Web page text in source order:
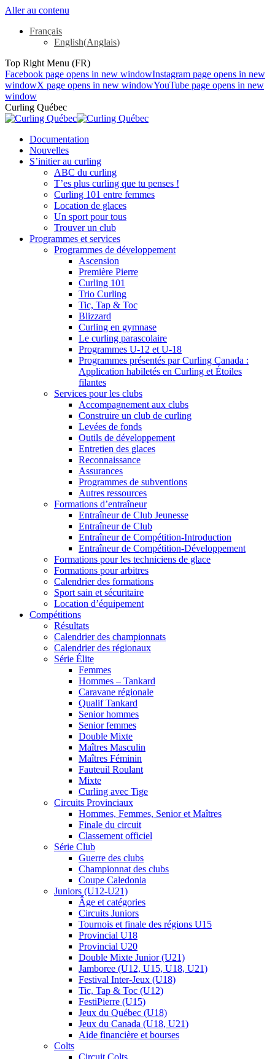
Aller au contenu
Français
English(Anglais)
Top Right Menu (FR)
Facebook page opens in new windowInstagram page opens in new
windowX page opens in new windowYouTube page opens in new
window
Curling Québec
Documentation
Nouvelles
S’initier au curling
ABC du curling
T’es plus curling que tu penses !
Curling 101 entre femmes
Location de glaces
Un sport pour tous
Trouver un club
Programmes et services
Programmes de développement
Ascension
Première Pierre
Curling 101
Trio Curling
Tic, Tap & Toc
Blizzard
Curling en gymnase
Le curling parascolaire
Programmes U-12 et U-18
Programmes présentés par Curling Canada :
Application habiletés en Curling et Étoiles
filantes
Services pour les clubs
Accompagnement aux clubs
Construire un club de curling
Levées de fonds
Outils de développement
Entretien des glaces
Reconnaissance
Assurances
Programmes de subventions
Autres ressources
Formations d’entraîneur
Entraîneur de Club Jeunesse
Entraîneur de Club
Entraîneur de Compétition-Introduction
Entraîneur de Compétition-Développement
Formations pour les techniciens de glace
Formations pour arbitres
Calendrier des formations
Sport sain et sécuritaire
Location d’équipement
Compétitions
Résultats
Calendrier des championnats
Calendrier des régionaux
Série Élite
Femmes
Hommes – Tankard
Caravane régionale
Qualif Tankard
Senior hommes
Senior femmes
Double Mixte
Maîtres Masculin
Maîtres Féminin
Fauteuil Roulant
Mixte
Curling avec Tige
Circuits Provinciaux
Hommes, Femmes, Senior et Maîtres
Finale du circuit
Classement officiel
Série Club
Guerre des clubs
Championnat des clubs
Coupe Caledonia
Juniors (U12-U21)
Âge et catégories
Circuits Juniors
Tournois et finale des régions U15
Provincial U18
Provincial U20
Double Mixte Junior (U21)
Jamboree (U12, U15, U18, U21)
Festival Inter-Jeux (U18)
Tic, Tap & Toc (U12)
FestiPierre (U15)
Jeux du Québec (U18)
Jeux du Canada (U18, U21)
Aide financière et bourses
Colts
Circuit Colts